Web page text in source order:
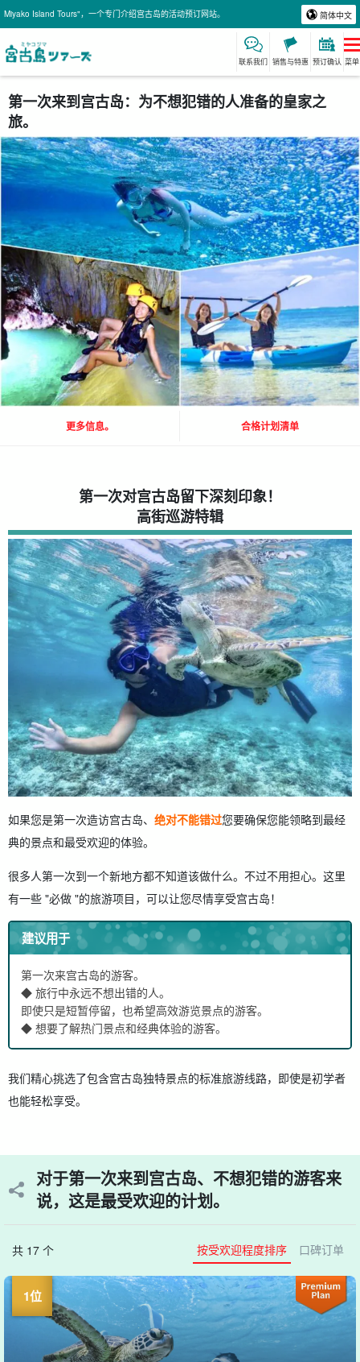
Miyako Island Tours"，一个专门介绍宫古岛的活动预订网站。 简体中文
联系我们 销售与特惠 预订确认 菜单
第一次来到宫古岛：为不想犯错的人准备的皇家之
旅。
更多信息。 合格计划清单
第一次对宫古岛留下深刻印象！
高街巡游特辑
如果您是第一次造访宫古岛、 绝对不能错过您要确保您能领略到最经
典的景点和最受欢迎的体验。
很多人第一次到一个新地方都不知道该做什么。不过不用担心。这里
有一些 "必做 "的旅游项目，可以让您尽情享受宫古岛！
建议用于
第一次来宫古岛的游客。
◆ 旅行中永远不想出错的人。
即使只是短暂停留，也希望高效游览景点的游客。
◆ 想要了解热门景点和经典体验的游客。
我们精心挑选了包含宫古岛独特景点的标准旅游线路，即使是初学者
也能轻松享受。
对于第一次来到宫古岛、不想犯错的游客来
说，这是最受欢迎的计划。
共 17 个 按受欢迎程度排序 口碑订单